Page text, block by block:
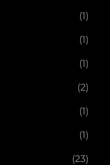
(1)
(1)
(1)
(2)
(1)
(1)
(23)